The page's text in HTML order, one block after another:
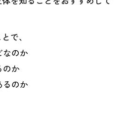
で、
なのか
のか
るのか